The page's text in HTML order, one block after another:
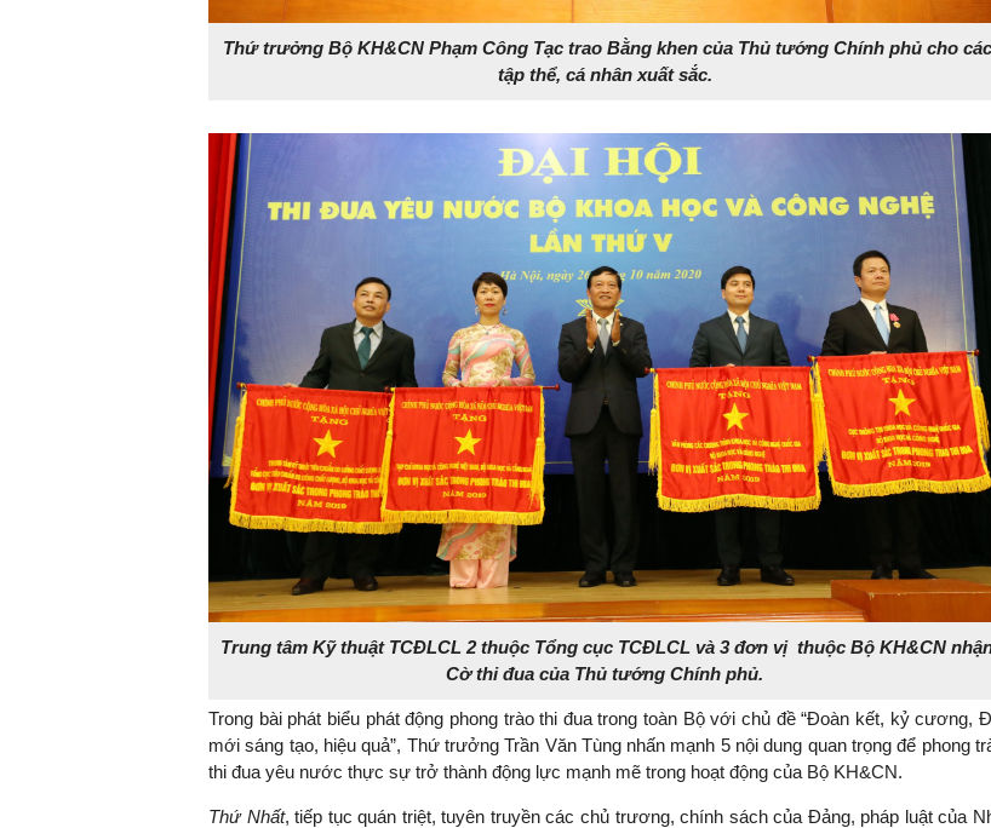
Thứ trưởng Bộ KH&CN Phạm Công Tạc trao Bằng khen của Thủ tướng Chính phủ cho các
tập thể, cá nhân xuất sắc.
Trung tâm Kỹ thuật TCĐLCL 2 thuộc Tổng cục TCĐLCL và 3 đơn vị thuộc Bộ KH&CN
Cờ thi đua của Thủ tướng Chính phủ.
Trong bài phát biểu phát động phong trào thi đua trong toàn Bộ với chủ đề “Đoàn kết, kỷ cương,
mới sáng tạo, hiệu quả”, Thứ trưởng Trần Văn Tùng nhấn mạnh 5 nội dung quan trọng để phong
thi đua yêu nước thực sự trở thành động lực mạnh mẽ trong hoạt động của Bộ KH&CN.
Thứ Nhất, tiếp tục quán triệt, tuyên truyền các chủ trương, chính sách của Đảng, pháp luật của